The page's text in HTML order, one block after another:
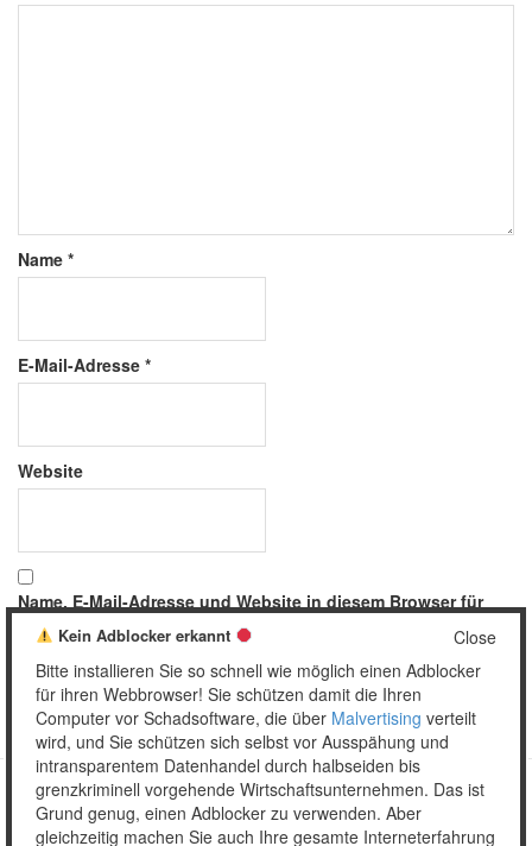
Name *
E-Mail-Adresse *
Website
Name, E-Mail-Adresse und Website in diesem Browser für
meinen nächsten Kommentar speichern.
Copyright © 2026 Unser täglich Spam.
Close
Kein Adblocker erkannt
Bitte installieren Sie so schnell wie möglich einen Adblocker
für ihren Webbrowser! Sie schützen damit die Ihren
Computer vor Schadsoftware, die über Malvertising verteilt
wird, und Sie schützen sich selbst vor Ausspähung und
intransparentem Datenhandel durch halbseiden bis
grenzkriminell vorgehende Wirtschaftsunternehmen. Das ist
Grund genug, einen Adblocker zu verwenden. Aber
gleichzeitig machen Sie auch Ihre gesamte Interneterfahrung